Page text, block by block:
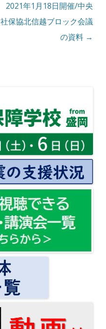
2021年1月18日開催/中央
社保協北信越ブロック会議
の資料 →